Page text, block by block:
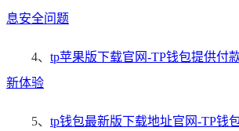
息安全问题
4、 tp苹果版下载官网-TP钱包提供付
新体验
5、 tp钱包最新版下载地址官网-TP钱